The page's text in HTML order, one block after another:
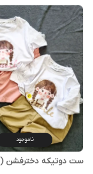
ناموجود
ست دوتیکه دخترفشن (229947)